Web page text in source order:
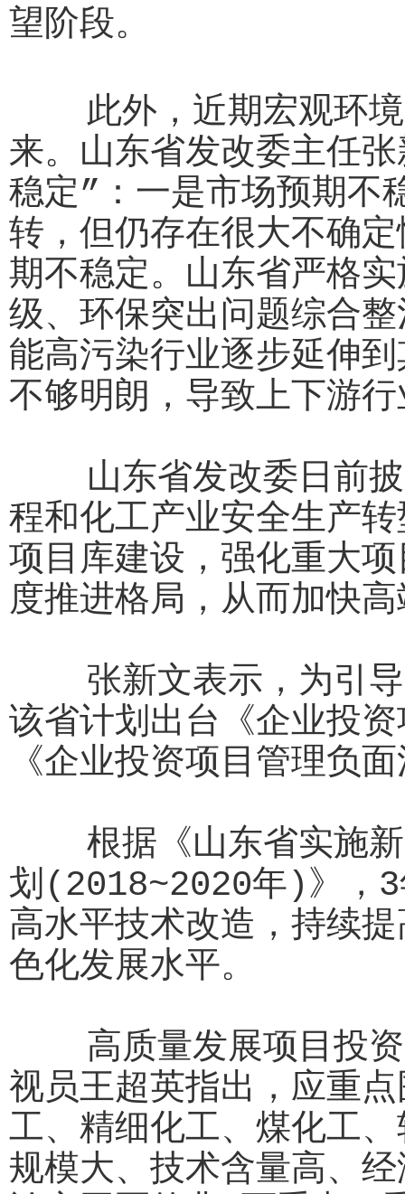
望阶段。
此外，近期宏观环境
来。山东省发改委主任
稳定”：一是市场预期不
转，但仍存在很大不确
期不稳定。山东省严格
级、环保突出问题综合
能高污染行业逐步延伸
不够明朗，导致上下游
山东省发改委日前披
程和化工产业安全生产
项目库建设，强化重大
度推进格局，从而加快
张新文表示，为引导
该省计划出台《企业投
《企业投资项目管理负
根据《山东省实施新
划(2018~2020年)》，3
高水平技术改造，持续
色化发展水平。
高质量发展项目投资
视员王超英指出，应重
工、精细化工、煤化工
规模大、技术含量高、